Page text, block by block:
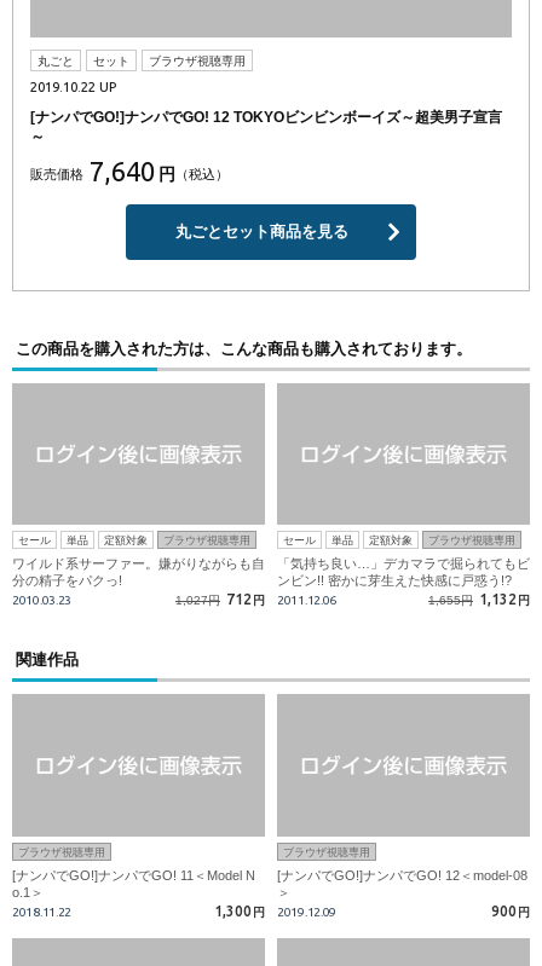
丸ごと セット ブラウザ視聴専用
2019.10.22 UP
[ナンパでGO!]ナンパでGO! 12 TOKYOビンビンボーイズ～超美男子宣言
～
販売価格 7,640 円 （税込）
丸ごとセット商品を見る
この商品を購入された方は、こんな商品も購入されております。
セール 単品 定額対象 ブラウザ視聴専用
ワイルド系サーファー。嫌がりながらも自
分の精子をパクっ!
2010.03.23 1,027円 712 円
セール 単品 定額対象 ブラウザ視聴専用
「気持ち良い…」デカマラで掘られてもビ
ンビン!! 密かに芽生えた快感に戸惑う!?
2011.12.06 1,655円 1,132 円
関連作品
ブラウザ視聴専用
[ナンパでGO!]ナンパでGO! 11＜Model N
o.1＞
2018.11.22 1,300 円
ブラウザ視聴専用
[ナンパでGO!]ナンパでGO! 12＜model-08
＞
2019.12.09 900 円